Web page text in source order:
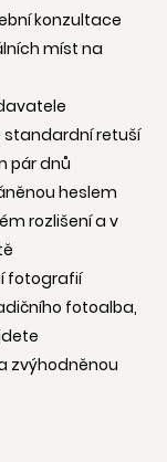
konzultace
míst na
retuší
pár dnů
heslem
rozlišení a v
fotografií
fotoalba,
zvýhodněnou